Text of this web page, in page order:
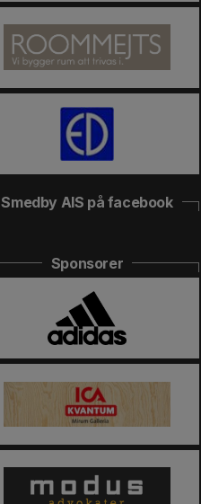
Smedby AIS på facebook
Sponsorer